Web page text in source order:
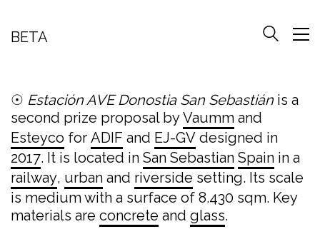
BETA
☉ Estación AVE Donostia San Sebastián is a
second prize proposal byVaumm and
Esteyco for ADIF and EJ-GV designed in
2017. It is located in San Sebastian Spain in a
railway, urban and riverside setting. Its scale
is medium with a surface of 8.430 sqm. Key
materials are concrete and glass.